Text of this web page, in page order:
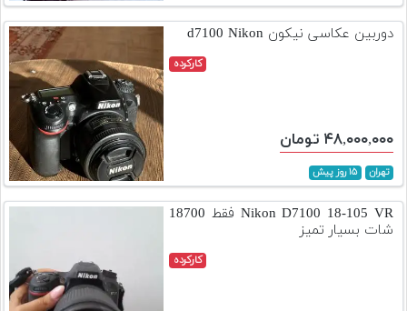
دوربین عکاسی نیکون d7100 Nikon
کارکرده
۴۸,۰۰۰,۰۰۰ تومان
تهران ۱۵ روز پیش
Nikon D7100 18-105 VR فقط 18700
شات بسیار تمیز
کارکرده